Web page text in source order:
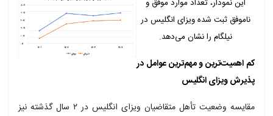
این نمودار، تعداد موارد موفق و
ناموفق ثبت شده ویزای انگلیس در
نیلگام را نشان می‌دهد.
اهمیت‌ترین و مهم‌ترین عوامل در
ویزای انگلیس
مقایسه وضعیت تأهل متقاضیان ویزای انگلیس در ۲ سال گذشته نیز